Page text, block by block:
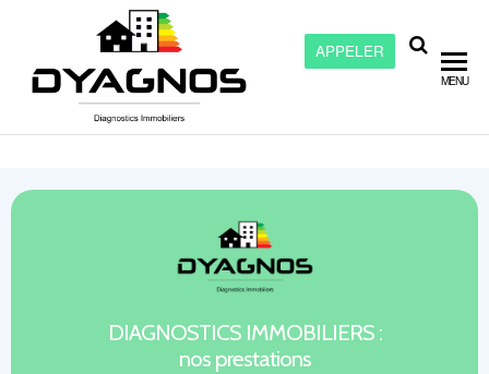
Dyagnos –
à Chalon
APPELER
MENU
DIAGNOSTICS IMMOBILIERS :
nos prestations